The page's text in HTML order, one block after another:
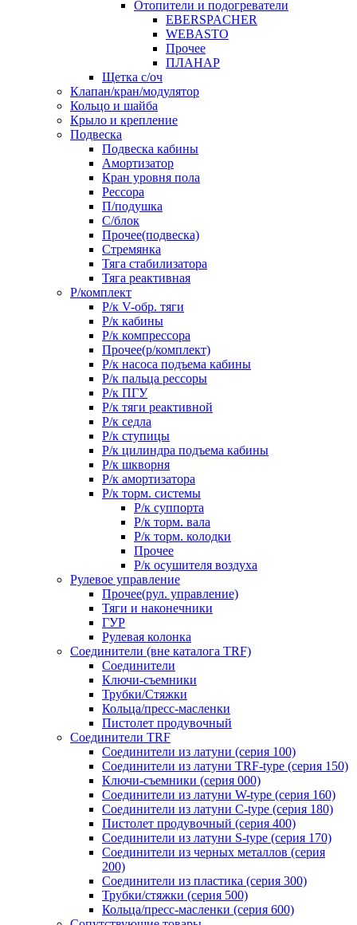
Отопители и подогреватели
EBERSPACHER
WEBASTO
Прочее
ПЛАНАР
Щетка с/оч
Клапан/кран/модулятор
Кольцо и шайба
Крыло и крепление
Подвеска
Подвеска кабины
Амортизатор
Кран уровня пола
Рессора
П/подушка
С/блок
Прочее(подвеска)
Стремянка
Тяга стабилизатора
Тяга реактивная
Р/комплект
Р/к V-обр. тяги
Р/к кабины
Р/к компрессора
Прочее(р/комплект)
Р/к насоса подъема кабины
Р/к пальца рессоры
Р/к ПГУ
Р/к тяги реактивной
Р/к седла
Р/к ступицы
Р/к цилиндра подъема кабины
Р/к шкворня
Р/к амортизатора
Р/к торм. системы
Р/к суппорта
Р/к торм. вала
Р/к торм. колодки
Прочее
Р/к осушителя воздуха
Рулевое управление
Прочее(рул. управление)
Тяги и наконечники
ГУР
Рулевая колонка
Соединители (вне каталога TRF)
Соединители
Ключи-cъемники
Трубки/Стяжки
Кольца/пресс-масленки
Пистолет продувочный
Соединители TRF
Соединители из латуни (серия 100)
Соединители из латуни TRF-type (серия 150)
Ключи-съемники (серия 000)
Соединители из латуни W-type (серия 160)
Соединители из латуни С-type (серия 180)
Пистолет продувочный (серия 400)
Соединители из латуни S-type (серия 170)
Соединители из черных металлов (серия
200)
Соединители из пластика (серия 300)
Трубки/стяжки (серия 500)
Кольца/пресс-масленки (серия 600)